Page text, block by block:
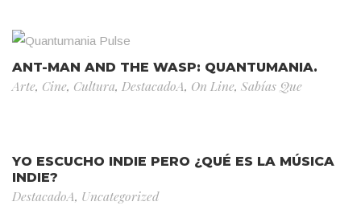
ANT-MAN AND THE WASP: QUANTUMANIA.
Arte, Cine, Cultura, DestacadoA, On Line, Sabías Que
YO ESCUCHO INDIE PERO ¿QUÉ ES LA MÚSICA
INDIE?
DestacadoA, Uncategorized